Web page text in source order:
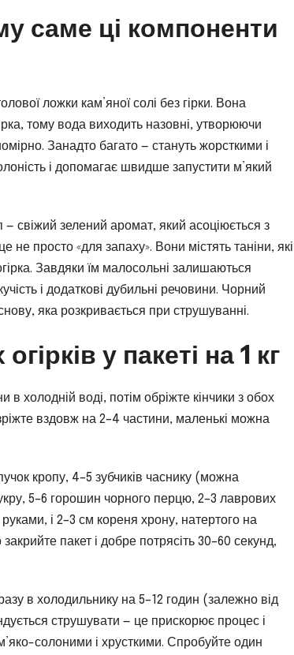
саме ці компоненти
ложки кам’яної солі без гірки. Вона
тому вода виходить назовні, утворюючи
Занадто багато — стануть жорсткими і
і допомагає швидше запустити м’який
— свіжий зелений аромат, який асоціюється з
просто «для запаху». Вони містять таніни, які
Завдяки їм малосольні залишаються
і додаткові дубильні речовини. Чорний
яка розкривається при струшуванні.
у пакеті на 1 кг
в холодній воді, потім обріжте кінчики з обох
вздовж на 2–4 частини, маленькі можна
кропу, 4–5 зубчиків часнику (можна
5–6 горошин чорного перцю, 2–3 лаврових
і 2–3 см кореня хрону, натертого на
закрийте пакет і добре потрясіть 30–60 секунд,
в холодильнику на 5–12 годин (залежно від
струшувати — це прискорює процес і
солоними і хрусткими. Спробуйте один